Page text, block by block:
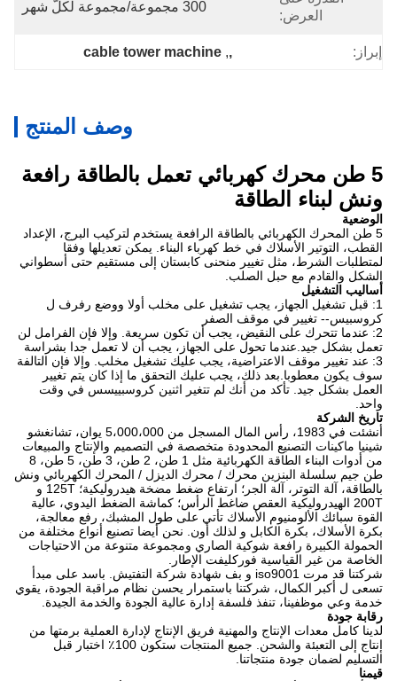
العرض:
300 مجموعة/مجموعة لكلّ شهر
إبراز: ,
cable tower machine
وصف المنتج
5 طن محرك كهربائي تعمل بالطاقة رافعة
ونش لبناء الطاقة
الوضعية
5 طن المحرك الكهربائي بالطاقة الرافعة يستخدم لتركيب البرج، الإعداد
القطب، التوتير الأسلاك في خط كهرباء البناء. يمكن تعديلها وفقا
لمتطلبات الشرط، مثل تغيير منحنى كابستان إلى مستقيم حتى أسطواني
الشكل والقادم مع حبل الصلب.
أساليب التشغيل
1: قبل تشغيل الجهاز، يجب تشغيل على مخلب أولا ووضع رفرف ل
كروسبيس-- تغيير في موقف الصفر
2: عندما تتحرك على النقيض، يجب أن تكون سريعة. وإلا فإن الفرامل لن
تعمل بشكل جيد.عندما تحول على الجهاز، يجب أن لا تعمل جدا بشراسة
3: عند تغيير موقف الاعتراضية، يجب عليك تشغيل مخلب. وإلا فإن التالفة
سوف يكون معطوبا.بعد ذلك، يجب عليك التحقق ما إذا كان يتم تغيير
العمل بشكل جيد. تأكد من أنك لم تتغير اثنين كروسبييسس في وقت
واحد.
تاريخ الشركة
أنشئت في 1983، رأس المال المسجل من 5،000،000 يوان، تشانغشو
شينيا ماكينات التصنيع المحدودة متخصصة في التصميم والإنتاج والمبيعات
من أدوات البناء الطاقة الكهربائية مثل 1 طن، 2 طن، 3 طن، 5 طن، 8
طن جيم سلسلة البنزين محرك / محرك الديزل / المحرك الكهربائي ونش
بالطاقة، آلة التوتر، آلة الجر؛ ارتفاع ضغط مضخة هيدروليكية؛ 125T و
200T الهيدروليكية العقص ضاغط الرأس؛ كماشة الضغط اليدوي، عالية
القوة سبائك الألومنيوم الأسلاك تأتي على طول المشبك، رفع معالجة،
بكرة الأسلاك، بكرة الكابل و لذلك أون. نحن أيضا تصنيع أنواع مختلفة من
الحمولة الكبيرة رافعة شوكية الصاري ومجموعة متنوعة من الاحتياجات
الخاصة من غير القياسية فوركليفت الإطار.
شركتنا قد مرت iso9001 و بف شهادة شركة التفتيش. باسد على مبدأ
تسعى ل أكبر الكمال، شركتنا باستمرار يحسن نظام مراقبة الجودة، يقوي
خدمة وعي موظفينا، تنفذ فلسفة إدارة عالية الجودة والخدمة الجيدة.
رقابة جودة
لدينا كامل معدات الإنتاج والمهنية فريق الإنتاج لإدارة العملية برمتها من
إنتاج إلى التعبئة والشحن. جميع المنتجات ستكون 100٪ اختبار قبل
التسليم لضمان جودة منتجاتنا.
قيمنا